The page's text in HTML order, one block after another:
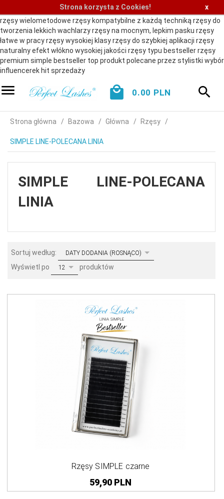
Strona korzysta z Cookies!
x
rzęsy wielometodowe rzęsy kompatybilne z każdą techniką rzęsy do
tworzenia lekkich wachlarzy rzęsy na mocnym, lepkim pasku rzęsy
łatwe w pracy rzęsy wysokiej klasy rzęsy do szybkiej aplikacji rzęsy
naturalny efekt włókno wysokiej jakości rzęsy typu bestseller rzęsy
premium simple bestseller top produkt polecane przez stylistki wybór
influencerek hit sprzedaży
0.00 PLN
Strona główna Bazowa Główna Rzęsy
SIMPLE LINE-POLECANA LINIA
SIMPLE LINE-POLECANA
LINIA
Sortuj według: sortDATY DODANIA (ROSNĄCO)
Wyświetl po pop12 produktów
Rzęsy SIMPLE czarne
59,90 PLN